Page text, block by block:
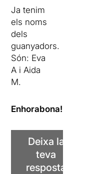
Ja tenim
els noms
dels
guanyadors.
Són: Eva
A i Aida
M.
Enhorabona!
Deixa la
teva
resposta